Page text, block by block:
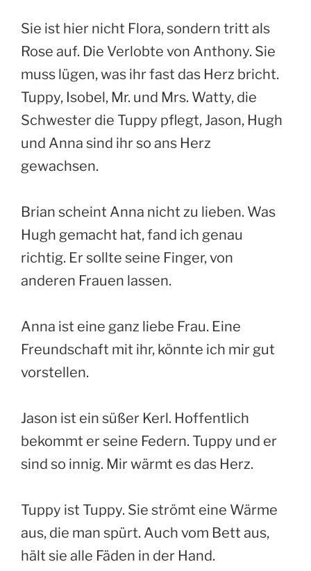
Sie ist hier nicht Flora, sondern tritt als
Rose auf. Die Verlobte von Anthony. Sie
muss lügen, was ihr fast das Herz bricht.
Tuppy, Isobel, Mr. und Mrs. Watty, die
Schwester die Tuppy pflegt, Jason, Hugh
und Anna sind ihr so ans Herz
gewachsen.
Brian scheint Anna nicht zu lieben. Was
Hugh gemacht hat, fand ich genau
richtig. Er sollte seine Finger, von
anderen Frauen lassen.
Anna ist eine ganz liebe Frau. Eine
Freundschaft mit ihr, könnte ich mir gut
vorstellen.
Jason ist ein süßer Kerl. Hoffentlich
bekommt er seine Federn. Tuppy und er
sind so innig. Mir wärmt es das Herz.
Tuppy ist Tuppy. Sie strömt eine Wärme
aus, die man spürt. Auch vom Bett aus,
hält sie alle Fäden in der Hand.